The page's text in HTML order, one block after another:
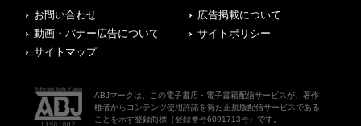
お問い合わせ
広告掲載について
動画・バナー広告について
サイトポリシー
サイトマップ
ABJマークは、この電子書店・電子書籍配信サービスが、著作
権者からコンテンツ使用許諾を得た正規版配信サービスである
ことを示す登録商標（登録番号6091713号）です。